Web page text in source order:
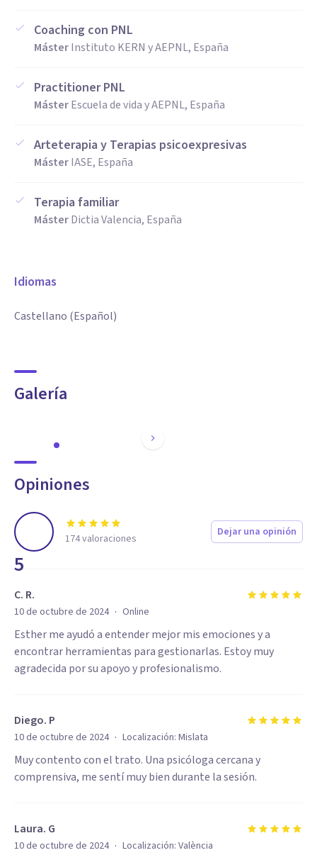
paciente según lo más adecuado para cada uno.
Coaching con PNL
MásterInstituto KERN y AEPNL, España
Practitioner PNL
MásterEscuela de vida y AEPNL, España
Arteterapia y Terapias psicoexpresivas
MásterIASE, España
Terapia familiar
MásterDictia Valencia, España
Idiomas
Castellano (Español)
Galería
Opiniones
5
174valoraciones Dejar una opinión
C. R.
10 de octubre de 2024 · Online
Esther me ayudó a entender mejor mis emociones y a
encontrar herramientas para gestionarlas. Estoy muy
agradecida por su apoyo y profesionalismo.
Diego. P
10 de octubre de 2024 · Localización: Mislata
Muy contento con el trato. Una psicóloga cercana y
comprensiva, me sentí muy bien durante la sesión.
Laura. G
10 de octubre de 2024 · Localización: València